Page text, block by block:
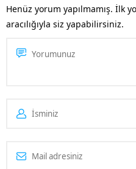
çıkaracaktır. Özellikle
Pinterest’in kitlesine...
Henüz yorum yapılmamış. İlk
aracılığıyla siz yapabilirsiniz.